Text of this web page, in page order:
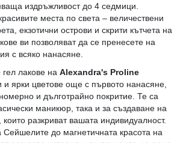
издръжливост до 4 седмици.
места по света – величествени
екзотични острови и скрити кътчета на
ви позволяват да се пренесете на
с всяко нанасяне.
лакове на Alexandra's Proline
и ярки цветове още с първото нанасяне,
и дълготрайно покритие. Те са
маникюр, така и за създаване на
разкриват вашата индивидуалност.
Сейшелите до магнетичната красота на